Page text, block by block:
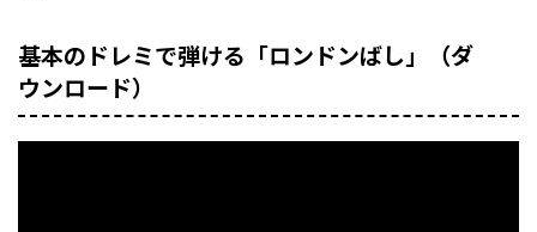
基本のドレミで弾ける「ロンドンばし」（ダ
ウンロード）